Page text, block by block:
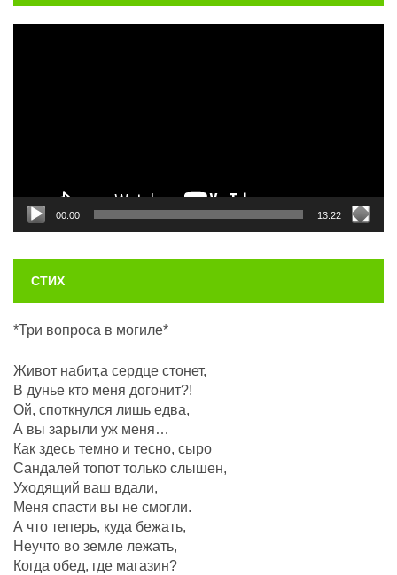
00:00 13:22
СТИХ
*Три вопроса в могиле*
Живот набит,а сердце стонет,
В дунье кто меня догонит?!
Ой, споткнулся лишь едва,
А вы зарыли уж меня…
Как здесь темно и тесно, сыро
Сандалей топот только слышен,
Уходящий ваш вдали,
Меня спасти вы не смогли.
А что теперь, куда бежать,
Неучто во земле лежать,
Когда обед, где магазин?